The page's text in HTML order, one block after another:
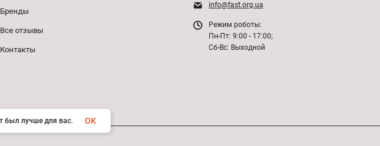
Бренды
Все отзывы
Контакты
info@fast.org.ua
Режим роботы:
Пн-Пт: 9:00 - 17:00;
Сб-Вс: Выходной
был лучше для вас. OK